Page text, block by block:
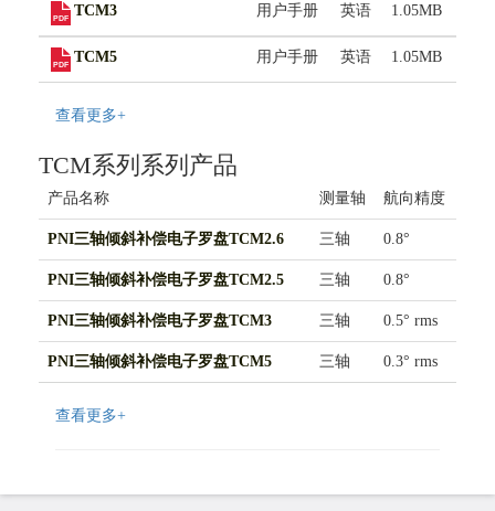
联系我们
TCM3 用户手册 英语 1.05MB
TCM5 用户手册 英语 1.05MB
查看更多+
TCM系列系列产品
产品名称 测量轴 航向精度
PNI三轴倾斜补偿电子罗盘TCM2.6 三轴 0.8°
PNI三轴倾斜补偿电子罗盘TCM2.5 三轴 0.8°
PNI三轴倾斜补偿电子罗盘TCM3 三轴 0.5° rms
PNI三轴倾斜补偿电子罗盘TCM5 三轴 0.3° rms
查看更多+